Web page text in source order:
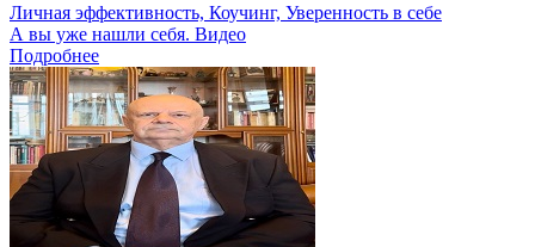
Личная эффективность, Коучинг, Уверенность в себе
А вы уже нашли себя. Видео
Подробнее